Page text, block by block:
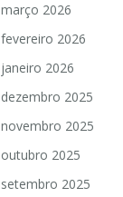
março 2026
fevereiro 2026
janeiro 2026
dezembro 2025
novembro 2025
outubro 2025
setembro 2025